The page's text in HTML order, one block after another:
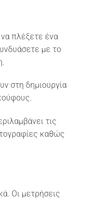
πλέξετε ένα
με το
στη δημιουργία
τις
καθώς
Οι μετρήσεις